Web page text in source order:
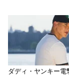
ダディ・ヤンキー電